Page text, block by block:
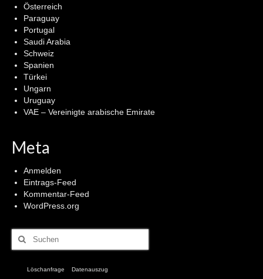
Österreich
Paraguay
Portugal
Saudi Arabia
Schweiz
Spanien
Türkei
Ungarn
Uruguay
VAE – Vereinigte arabische Emirate
Meta
Anmelden
Eintrags-Feed
Kommentar-Feed
WordPress.org
Suchen
nach:
Löschanfrage Datenauszug